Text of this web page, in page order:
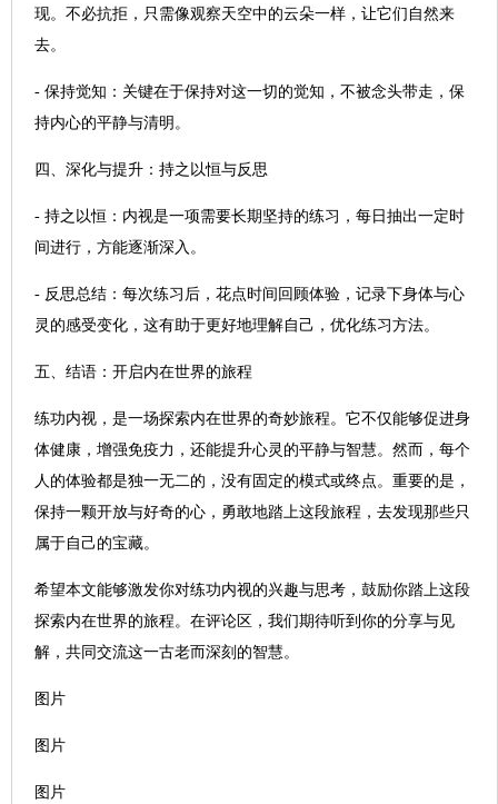
现。不必抗拒，只需像观察天空中的云朵一样，让它们自然来
去。
- 保持觉知：关键在于保持对这一切的觉知，不被念头带走，保
持内心的平静与清明。
四、深化与提升：持之以恒与反思
- 持之以恒：内视是一项需要长期坚持的练习，每日抽出一定时
间进行，方能逐渐深入。
- 反思总结：每次练习后，花点时间回顾体验，记录下身体与心
灵的感受变化，这有助于更好地理解自己，优化练习方法。
五、结语：开启内在世界的旅程
练功内视，是一场探索内在世界的奇妙旅程。它不仅能够促进身
体健康，增强免疫力，还能提升心灵的平静与智慧。然而，每个
人的体验都是独一无二的，没有固定的模式或终点。重要的是，
保持一颗开放与好奇的心，勇敢地踏上这段旅程，去发现那些只
属于自己的宝藏。
希望本文能够激发你对练功内视的兴趣与思考，鼓励你踏上这段
探索内在世界的旅程。在评论区，我们期待听到你的分享与见
解，共同交流这一古老而深刻的智慧。
图片
图片
图片